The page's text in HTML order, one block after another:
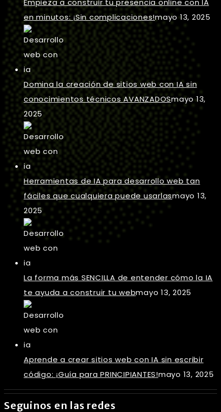
en minutos: ¡Sin complicaciones!mayo 13, 2025
Domina la creación de sitios web con IA sin
conocimientos técnicos AVANZADOSmayo 13,
2025
Herramientas de IA para desarrollo web tan
fáciles que cualquiera puede usarlasmayo 13,
2025
La forma más SENCILLA de entender cómo la IA
te ayuda a construir tu webmayo 13, 2025
Aprende a crear sitios web con IA sin escribir
código: ¡Guía para PRINCIPIANTES!mayo 13, 2025
Seguinos en las redes